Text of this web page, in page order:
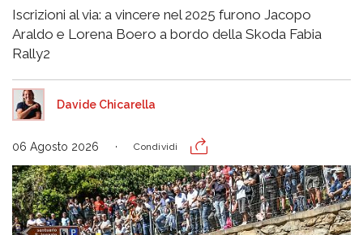
Iscrizioni al via: a vincere nel 2025 furono Jacopo
Araldo e Lorena Boero a bordo della Skoda Fabia
Rally2
Davide Chicarella
06 Agosto 2026 Condividi